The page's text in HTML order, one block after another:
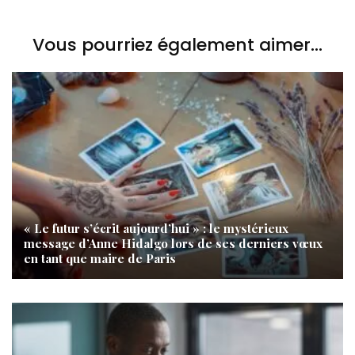
Vous pourriez également aimer...
« Le futur s’écrit aujourd’hui » : le mystérieux
message d’Anne Hidalgo lors de ses derniers vœux
en tant que maire de Paris